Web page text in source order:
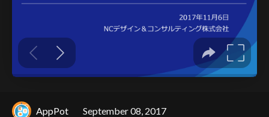
AppPot September 08, 2017